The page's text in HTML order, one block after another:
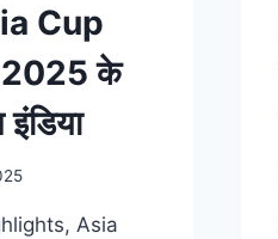
Cup
2025 के
Asia